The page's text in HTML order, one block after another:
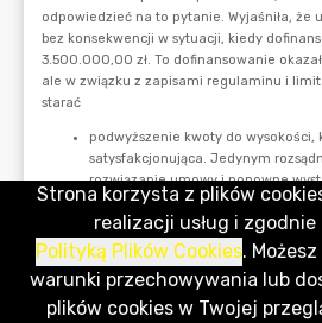
Strona korzysta z plików
realizacji usług i zgodnie
Polityką Plików Cookies.
warunki przechowywania lub
plików cookies w Twojej